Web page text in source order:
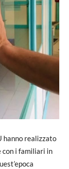
hanno realizzato
con i familiari in